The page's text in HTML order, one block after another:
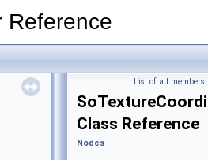
Reference
List of all members
Class Reference
Nodes